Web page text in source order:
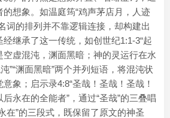
想象。如温庭筠“鸡声茅店月，人迹
词的排列并不靠逻辑连接，却构建出
继承了这一传统，如创世纪1:1-3“起
虚混沌，渊面黑暗；神的灵运行在水
”“渊面黑暗”两个并列短语，将混沌状
象；启示录4:8“圣哉！圣哉！圣哉！
永在的全能者”，通过“圣哉”的三叠唱
在”的三段式，既保留了原文的神圣